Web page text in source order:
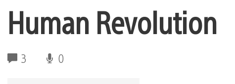
Human Revolution
3 0